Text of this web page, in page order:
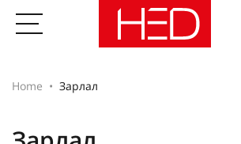
Home Зарлал